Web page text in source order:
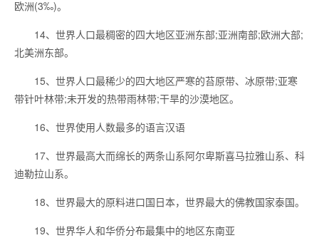
欧洲(3‰)。
14、世界人口最稠密的四大地区亚洲东部;亚洲南部;欧洲大部;
北美洲东部。
15、世界人口最稀少的四大地区严寒的苔原带、冰原带;亚寒
带针叶林带;未开发的热带雨林带;干旱的沙漠地区。
16、世界使用人数最多的语言汉语
17、世界最高大而绵长的两条山系阿尔卑斯喜马拉雅山系、科
迪勒拉山系。
18、世界最大的原料进口国日本，世界最大的佛教国家泰国。
19、世界华人和华侨分布最集中的地区东南亚